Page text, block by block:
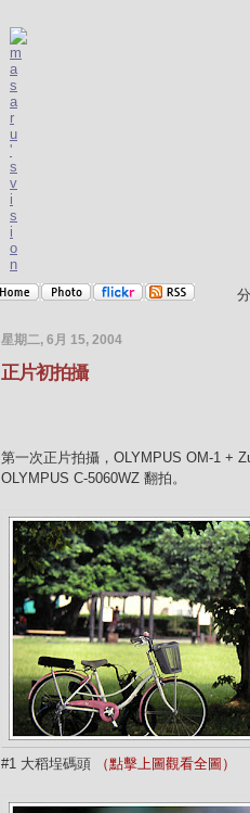
星期二, 6月 15, 2004
正片初拍攝
第一次正片拍攝，OLYMPUS OM-1 +
OLYMPUS C-5060WZ 翻拍。
#1 大稻埕碼頭 （點擊上圖觀看全圖）